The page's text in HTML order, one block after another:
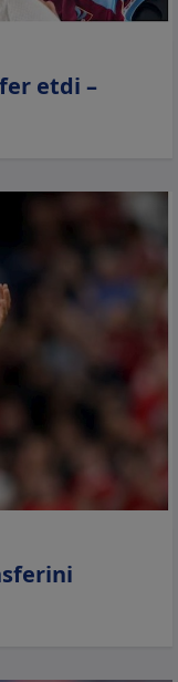
etdi –